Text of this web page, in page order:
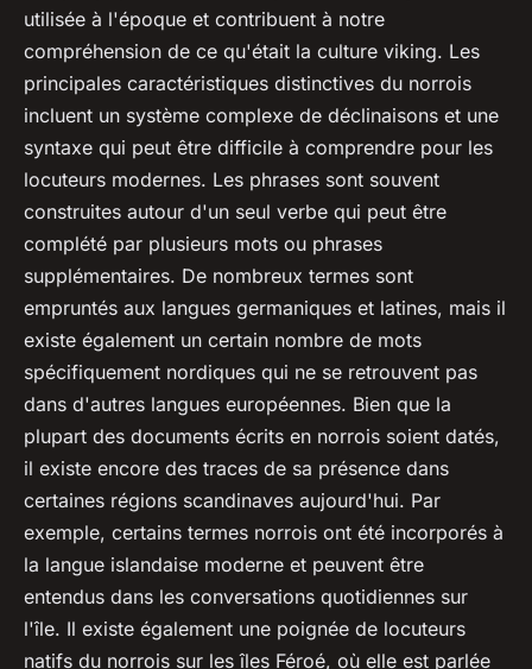
utilisée à l'époque et contribuent à notre
compréhension de ce qu'était la culture viking. Les
principales caractéristiques distinctives du norrois
incluent un système complexe de déclinaisons et une
syntaxe qui peut être difficile à comprendre pour les
locuteurs modernes. Les phrases sont souvent
construites autour d'un seul verbe qui peut être
complété par plusieurs mots ou phrases
supplémentaires. De nombreux termes sont
empruntés aux langues germaniques et latines, mais il
existe également un certain nombre de mots
spécifiquement nordiques qui ne se retrouvent pas
dans d'autres langues européennes. Bien que la
plupart des documents écrits en norrois soient datés,
il existe encore des traces de sa présence dans
certaines régions scandinaves aujourd'hui. Par
exemple, certains termes norrois ont été incorporés à
la langue islandaise moderne et peuvent être
entendus dans les conversations quotidiennes sur
l'île. Il existe également une poignée de locuteurs
natifs du norrois sur les îles Féroé, où elle est parlée